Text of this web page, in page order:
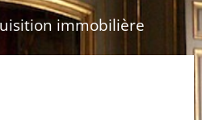
immobilière